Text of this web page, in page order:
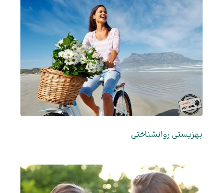
بهزیستی روانشناختی